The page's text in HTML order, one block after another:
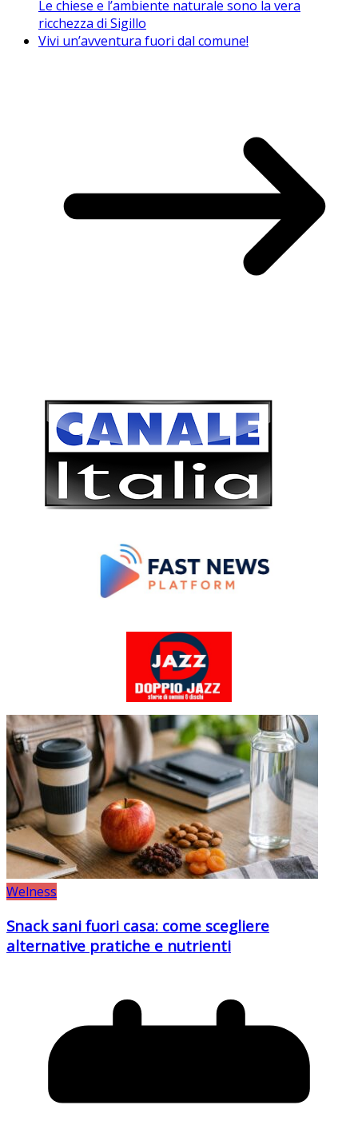
Le chiese e l’ambiente naturale sono la vera
ricchezza di Sigillo
Vivi un’avventura fuori dal comune!
Welness
Snack sani fuori casa: come scegliere
alternative pratiche e nutrienti